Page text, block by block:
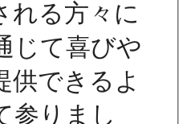
れる方々に
じて喜びや
供できるよ
参りまし